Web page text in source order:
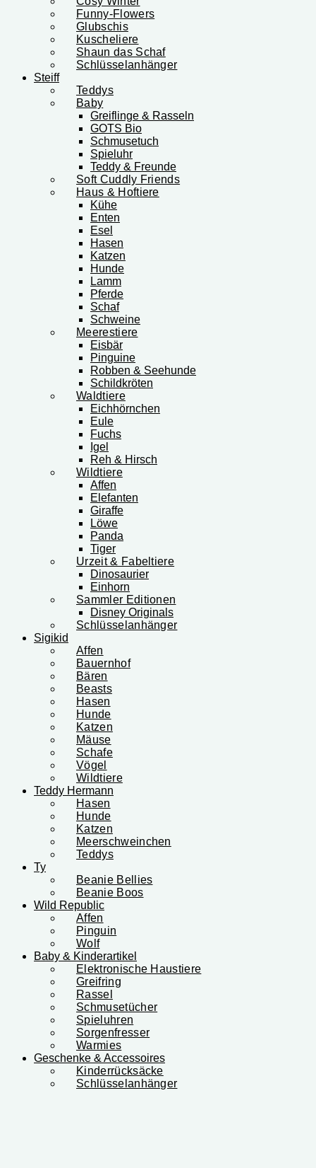
Funny-Flowers
Glubschis
Kuscheliere
Shaun das Schaf
Schlüsselanhänger
Steiff
Teddys
Baby
Greiflinge & Rasseln
GOTS Bio
Schmusetuch
Spieluhr
Teddy & Freunde
Soft Cuddly Friends
Haus & Hoftiere
Kühe
Enten
Esel
Hasen
Katzen
Hunde
Lamm
Pferde
Schaf
Schweine
Meerestiere
Eisbär
Pinguine
Robben & Seehunde
Schildkröten
Waldtiere
Eichhörnchen
Eule
Fuchs
Igel
Reh & Hirsch
Wildtiere
Affen
Elefanten
Giraffe
Löwe
Panda
Tiger
Urzeit & Fabeltiere
Dinosaurier
Einhorn
Sammler Editionen
Disney Originals
Schlüsselanhänger
Sigikid
Affen
Bauernhof
Bären
Beasts
Hasen
Hunde
Katzen
Mäuse
Schafe
Vögel
Wildtiere
Teddy Hermann
Hasen
Hunde
Katzen
Meerschweinchen
Teddys
Ty
Beanie Bellies
Beanie Boos
Wild Republic
Affen
Pinguin
Wolf
Baby & Kinderartikel
Elektronische Haustiere
Greifring
Rassel
Schmusetücher
Spieluhren
Sorgenfresser
Warmies
Geschenke & Accessoires
Kinderrücksäcke
Schlüsselanhänger